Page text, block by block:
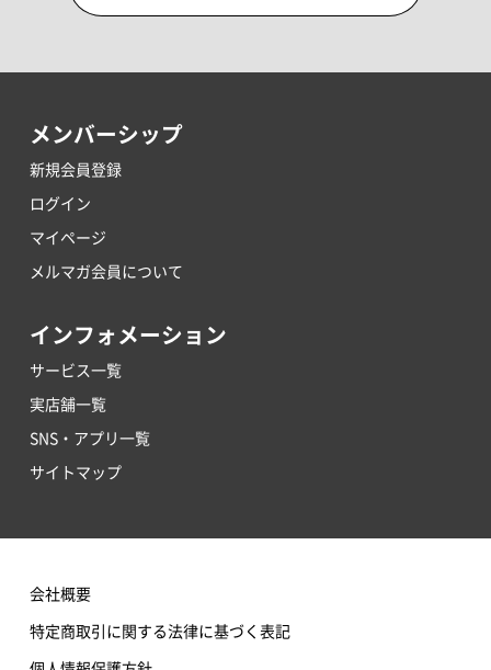
メンバーシップ
新規会員登録
ログイン
マイページ
メルマガ会員について
インフォメーション
サービス一覧
実店舗一覧
SNS・アプリ一覧
サイトマップ
会社概要
特定商取引に関する法律に基づく表記